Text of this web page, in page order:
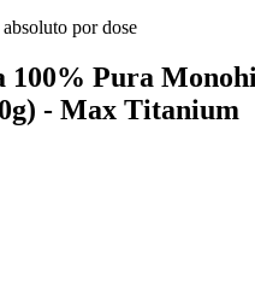
por dose
100% Pura
- Max Titanium